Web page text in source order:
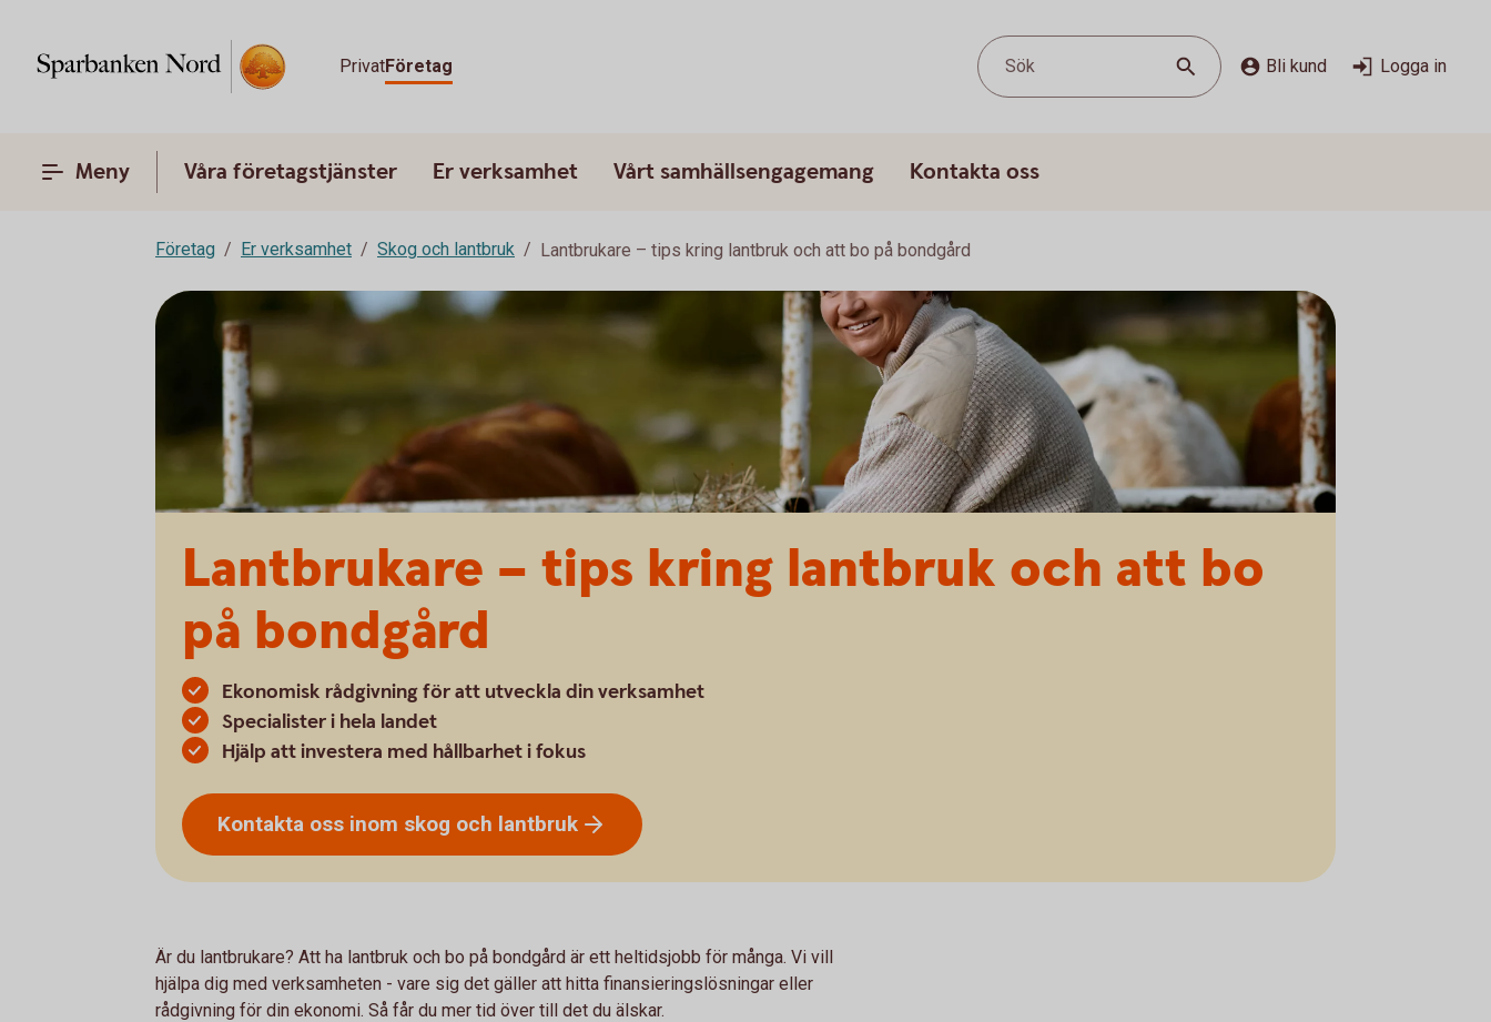
PrivatFöretag Sök Bli kund Logga in
Meny Våra företagstjänster Er verksamhet Vårt samhällsengagemang Kontakta oss
Företag Er verksamhet Skog och lantbruk Lantbrukare – tips kring lantbruk och att bo på bondgård
Lantbrukare – tips kring lantbruk och att bo
på bondgård
Ekonomisk rådgivning för att utveckla din verksamhet
Specialister i hela landet
Hjälp att investera med hållbarhet i fokus
Kontakta oss inom skog och lantbruk
Är du lantbrukare? Att ha lantbruk och bo på bondgård är ett heltidsjobb för många. Vi vill
hjälpa dig med verksamheten - vare sig det gäller att hitta finansieringslösningar eller
rådgivning för din ekonomi. Så får du mer tid över till det du älskar.